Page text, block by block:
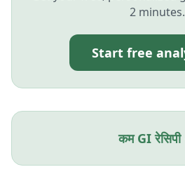
2 minutes.
Start free
कम GI